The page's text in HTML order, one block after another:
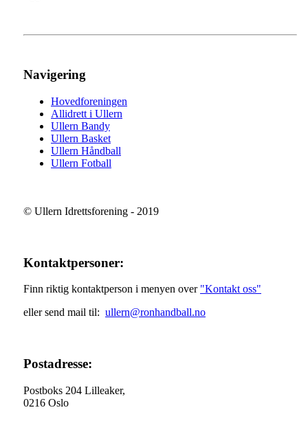
Navigering
Hovedforeningen
Allidrett i Ullern
Ullern Bandy
Ullern Basket
Ullern Håndball
Ullern Fotball
© Ullern Idrettsforening - 2019
Kontaktpersoner:
Finn riktig kontaktperson i menyen over "Kontakt oss"
eller send mail til: ullern@ronhandball.no
Postadresse:
Postboks 204 Lilleaker,
0216 Oslo